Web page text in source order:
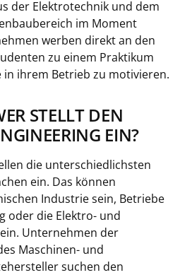
der Elektrotechnik und dem
im Moment
werben direkt an den
zu einem Praktikum
ihrem Betrieb zu motivieren.
STELLT DEN
EIN?
die unterschiedlichsten
ein. Das können
Industrie sein, Betriebe
oder die Elektro- und
Unternehmen der
Maschinen- und
suchen den